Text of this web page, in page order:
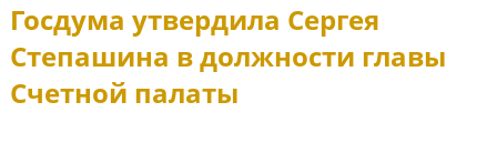
Госдума утвердила Сергея
Степашина в должности главы
Счетной палаты